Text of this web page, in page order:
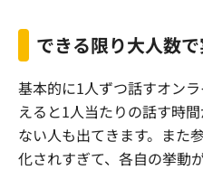
できる限り大人数
基本的に1人ずつ話すオン
えると1人当たりの話す時
ない人も出てきます。また
化されすぎて、各自の挙動